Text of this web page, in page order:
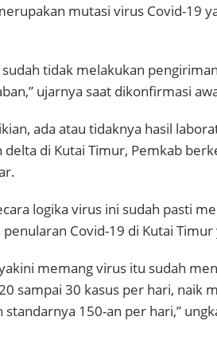
mutasi virus Covid-19
tidak melakukan
ujarnya saat dikonfirmasi
ada atau tidaknya hasil
delta di Kutai Timur, Pemkab
logika virus ini sudah pasti
Covid-19 di Kutai
memang virus itu sudah
sampai 30 kasus per hari, naik
standarnya 150-an per hari,”